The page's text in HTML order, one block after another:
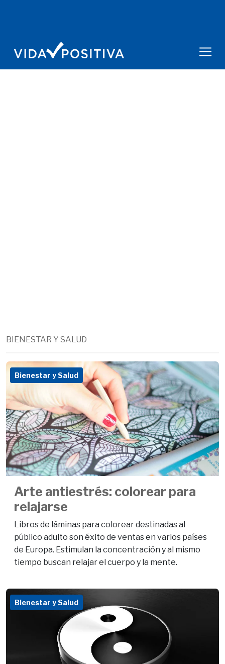
BIENESTAR Y SALUD
Bienestar y Salud
Arte antiestrés: colorear para
relajarse
Libros de láminas para colorear destinadas al
público adulto son éxito de ventas en varios países
de Europa. Estimulan la concentración y al mismo
tiempo buscan relajar el cuerpo y la mente.
Bienestar y Salud